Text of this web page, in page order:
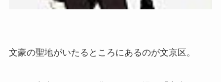
文豪の聖地がいたるところにあるのが文京区。